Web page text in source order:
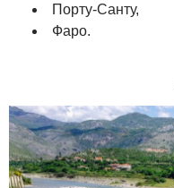
Порту-Санту,
Фаро.